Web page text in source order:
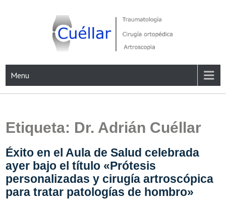
Menu
Etiqueta: Dr. Adrián Cuéllar
Éxito en el Aula de Salud celebrada
ayer bajo el título «Prótesis
personalizadas y cirugía artroscópica
para tratar patologías de hombro»